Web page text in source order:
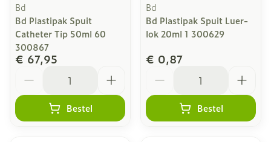
Bd
Bd Plastipak Spuit
Catheter Tip 50ml 60
300867
€ 67,95
Bestel
Bd
Bd Plastipak Spuit Luer-
lok 20ml 1 300629
€ 0,87
Bestel